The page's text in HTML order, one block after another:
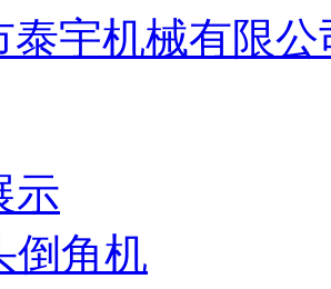
泰宇机械有限公
示
倒角机